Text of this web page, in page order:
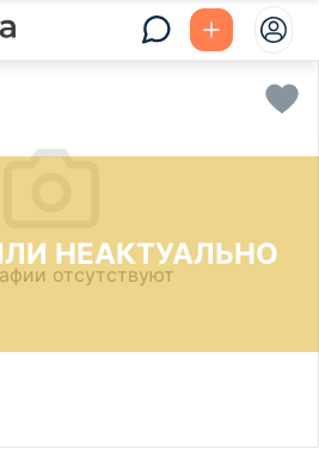
НЕАКТУАЛЬНО
отсутствуют